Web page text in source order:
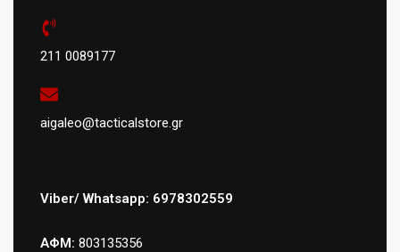
211 0089177
aigaleo@tacticalstore.gr
Viber/ Whatsapp: 6978302559
ΑΦΜ: 803135356